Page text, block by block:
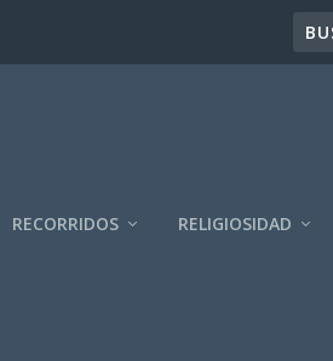
RECORRIDOS RELIGIOSIDAD